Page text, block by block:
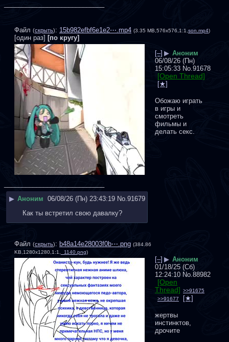
Файл (скрыть): 15b982efbf6e1e2⋯.mp4 (3.35 MB,576x576,1:1, son.mp4)
[один раз] [по кругу]
[–] ▶ Аноним
06/08/26 (Пн)
15:05:33 No. 91678
[Open Thread]
Обожаю играть
в игры и
смотреть
фильмы и
делать секс.
▶ Аноним 06/08/26 (Пн) 23:43:19 No. 91679
Как ты встретил свою давалку?
Файл (скрыть): b48a14e28003f0b⋯.png (384.86
KB,1280x1280,1:1,
_1140.png)
[–] ▶ Аноним
01/18/25 (Сб)
12:24:10 No.88982
[Open
Thread] >>91675
>>91677
жертвы
инстинктов,
дрочите